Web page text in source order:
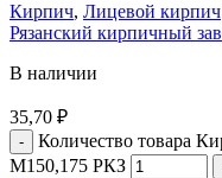
Кирпич, Лицевой кирпич
Рязанский кирпичный
В наличии
35,70 ₽
Количество товара
М150,175 РКЗ